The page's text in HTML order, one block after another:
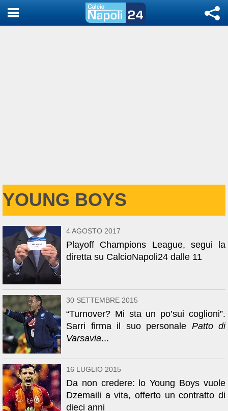
YOUNG BOYS
4 AGOSTO 2017
Playoff Champions League, segui la
diretta su CalcioNapoli24 dalle 11
30 SETTEMBRE 2015
“Turnover? Mi sta un po’sui coglioni”.
Sarri firma il suo personale Patto di
Varsavia...
16 LUGLIO 2015
Da non credere: lo Young Boys vuole
Dzemaili a vita, offerto un contratto di
dieci anni